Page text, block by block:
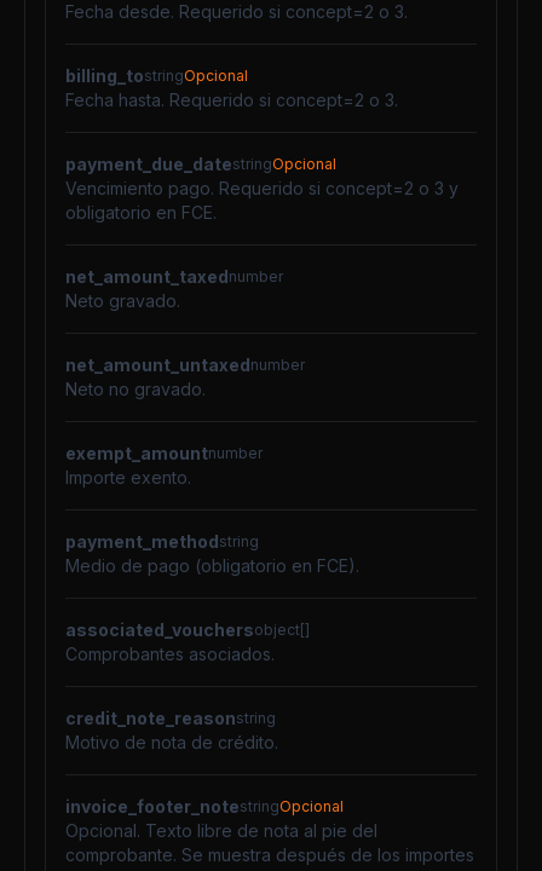
Fecha desde. Requerido si concept=2 o 3.
billing_tostringOpcional
Fecha hasta. Requerido si concept=2 o 3.
payment_due_datestringOpcional
Vencimiento pago. Requerido si concept=2 o 3 y
obligatorio en FCE.
net_amount_taxednumber
Neto gravado.
net_amount_untaxednumber
Neto no gravado.
exempt_amountnumber
Importe exento.
payment_methodstring
Medio de pago (obligatorio en FCE).
associated_vouchersobject[]
Comprobantes asociados.
credit_note_reasonstring
Motivo de nota de crédito.
invoice_footer_notestringOpcional
Opcional. Texto libre de nota al pie del
comprobante. Se muestra después de los importes